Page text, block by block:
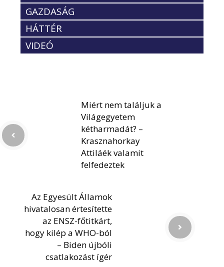
GAZDASÁG
HÁTTÉR
VIDEÓ
Miért nem találjuk a
Világegyetem
kétharmadát? –
Krasznahorkay
Attiláék valamit
felfedeztek
Az Egyesült Államok
hivatalosan értesítette
az ENSZ-főtitkárt,
hogy kilép a WHO-ból
– Biden újbóli
csatlakozást ígér